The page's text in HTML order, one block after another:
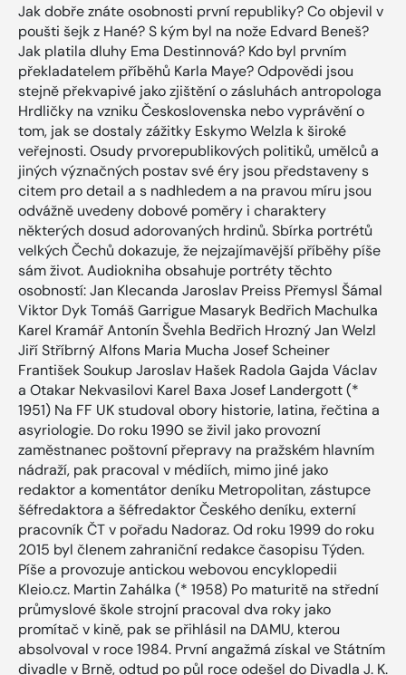
Jak dobře znáte osobnosti první republiky? Co objevil v
poušti šejk z Hané? S kým byl na nože Edvard Beneš?
Jak platila dluhy Ema Destinnová? Kdo byl prvním
překladatelem příběhů Karla Maye? Odpovědi jsou
stejně překvapivé jako zjištění o zásluhách antropologa
Hrdličky na vzniku Československa nebo vyprávění o
tom, jak se dostaly zážitky Eskymo Welzla k široké
veřejnosti. Osudy prvorepublikových politiků, umělců a
jiných význačných postav své éry jsou představeny s
citem pro detail a s nadhledem a na pravou míru jsou
odvážně uvedeny dobové poměry i charaktery
některých dosud adorovaných hrdinů. Sbírka portrétů
velkých Čechů dokazuje, že nejzajímavější příběhy píše
sám život. Audiokniha obsahuje portréty těchto
osobností: Jan Klecanda Jaroslav Preiss Přemysl Šámal
Viktor Dyk Tomáš Garrigue Masaryk Bedřich Machulka
Karel Kramář Antonín Švehla Bedřich Hrozný Jan Welzl
Jiří Stříbrný Alfons Maria Mucha Josef Scheiner
František Soukup Jaroslav Hašek Radola Gajda Václav
a Otakar Nekvasilovi Karel Baxa Josef Landergott (*
1951) Na FF UK studoval obory historie, latina, řečtina a
asyriologie. Do roku 1990 se živil jako provozní
zaměstnanec poštovní přepravy na pražském hlavním
nádraží, pak pracoval v médiích, mimo jiné jako
redaktor a komentátor deníku Metropolitan, zástupce
šéfredaktora a šéfredaktor Českého deníku, externí
pracovník ČT v pořadu Nadoraz. Od roku 1999 do roku
2015 byl členem zahraniční redakce časopisu Týden.
Píše a provozuje antickou webovou encyklopedii
Kleio.cz. Martin Zahálka (* 1958) Po maturitě na střední
průmyslové škole strojní pracoval dva roky jako
promítač v kině, pak se přihlásil na DAMU, kterou
absolvoval v roce 1984. První angažmá získal ve Státním
divadle v Brně, odtud po půl roce odešel do Divadla J. K.